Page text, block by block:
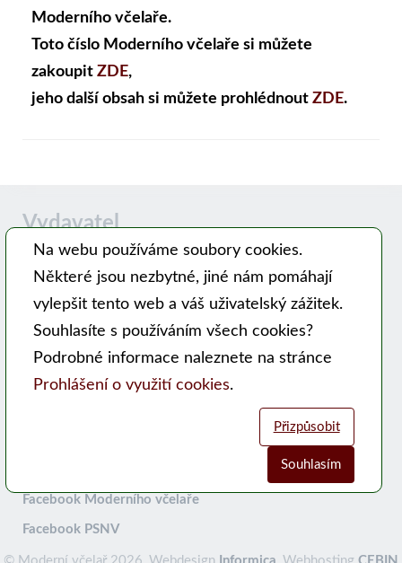
Moderního včelaře.
Toto číslo Moderního včelaře si můžete
zakoupit ZDE,
jeho další obsah si můžete prohlédnout ZDE.
Vydavatel
Časopis MODERNÍ VČELAŘ vydává PSNV-CZ:
Pracovní společnost nástavkových včelařů CZ, z. s.
Hlavní 99, 753 56 Opatovice
Kontakty
Facebook Moderního včelaře
Facebook PSNV
© Moderní včelař 2026, Webdesign Informica , Webhosting CEBIN
Na webu používáme soubory cookies.
Některé jsou nezbytné, jiné nám pomáhají
vylepšit tento web a váš uživatelský zážitek.
Souhlasíte s používáním všech cookies?
Podrobné informace naleznete na stránce
Prohlášení o využití cookies.
Přizpůsobit
Souhlasím
Funkční cookies (vždy aktivní)
Jsou vyžadovány pro správnou funkčnost webu. Bez těchto cookies
nemusí web fungovat správně. Ve výchozím nastavení jsou povoleny a
Analytické cookies
Umožňují nám sbírat data o návštěvnosti webových stránek za účelem
zlepšení poskytovaných služeb. Neslouží k marketingových účelům.